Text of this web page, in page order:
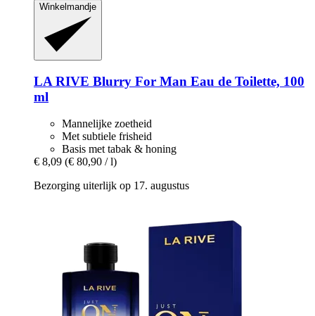
Winkelmandje
LA RIVE Blurry For Man Eau de Toilette, 100
ml
Mannelijke zoetheid
Met subtiele frisheid
Basis met tabak & honing
€ 8,09 (€ 80,90 / l)
Bezorging uiterlijk op 17. augustus